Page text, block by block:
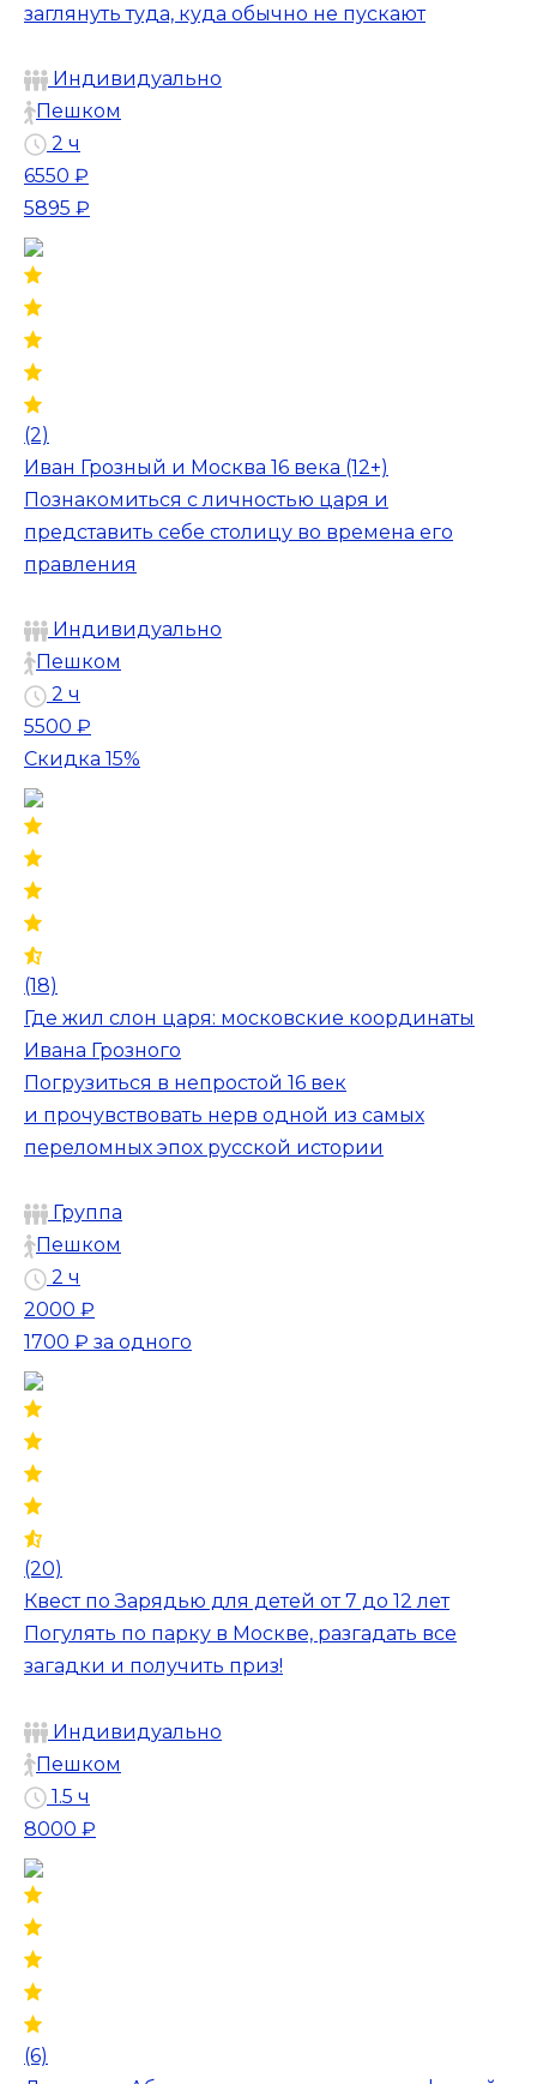
заглянуть туда, куда обычно не пускают
Индивидуально
Пешком
2 ч
6550 ₽
5895 ₽
(2)
Иван Грозный и Москва 16 века (12+)
Познакомиться с личностью царя и
представить себе столицу во времена его
правления
Индивидуально
Пешком
2 ч
5500 ₽
Скидка 15%
(18)
Где жил слон царя: московские координаты
Ивана Грозного
Погрузиться в непростой 16 век
и прочувствовать нерв одной из самых
переломных эпох русской истории
Группа
Пешком
2 ч
2000 ₽
1700 ₽ за одного
(20)
Квест по Зарядью для детей от 7 до 12 лет
Погулять по парку в Москве, разгадать все
загадки и получить приз!
Индивидуально
Пешком
1.5 ч
8000 ₽
(6)